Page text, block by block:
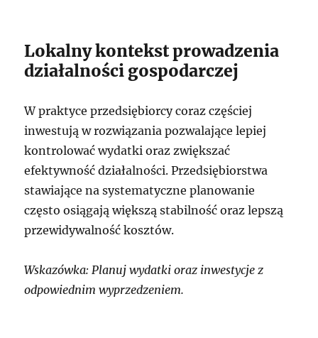
Lokalny kontekst prowadzenia
działalności gospodarczej
W praktyce przedsiębiorcy coraz częściej
inwestują w rozwiązania pozwalające lepiej
kontrolować wydatki oraz zwiększać
efektywność działalności. Przedsiębiorstwa
stawiające na systematyczne planowanie
często osiągają większą stabilność oraz lepszą
przewidywalność kosztów.
Wskazówka: Planuj wydatki oraz inwestycje z
odpowiednim wyprzedzeniem.